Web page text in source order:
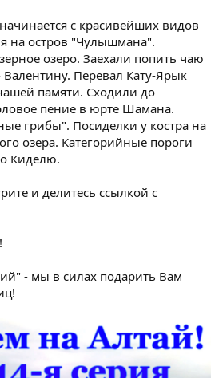
с красивейших видов
на остров "Чулышмана".
озеро. Заехали попить чаю
Валентину. Перевал Кату-Ярык
памяти. Сходили до
пение в юрте Шамана.
грибы". Посиделки у костра на
озера. Категорийные пороги
Киделю.
и делитесь ссылкой с
- мы в силах подарить Вам